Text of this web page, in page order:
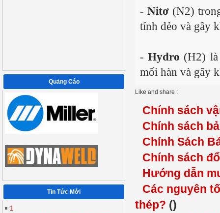
Quảng Cáo
Tin Tức Mới
1
- Nitơ(N2)
tính dẻo và gây
-Hydro (H2)
mối hàn và gây
Like and share :
Chính sách
Chính sách
Chính Sách
Chính sách
Hướng dẫn
Các nguyên
thép? ()